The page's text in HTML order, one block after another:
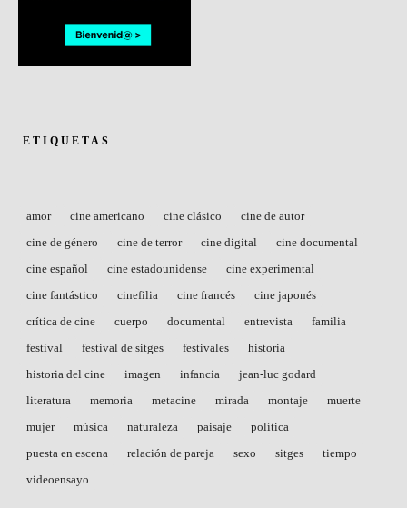
ETIQUETAS
amor cine americano cine clásico
cine de autor
cine de género
cine de terror cine digital
cine documental
cine español
cine estadounidense
cine experimental
cine fantástico
cinefilia cine francés
cine japonés
crítica de cine
cuerpo documental entrevista
familia
festival
festival de sitges festivales
historia
historia del cine
imagen infancia
jean-luc godard
literatura
memoria metacine mirada montaje
muerte
mujer
música naturaleza paisaje
política
puesta en escena
relación de pareja sexo sitges
tiempo
videoensayo